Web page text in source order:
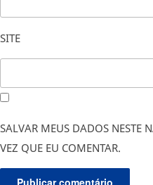
SITE
SALVAR MEUS DADOS NESTE
VEZ QUE EU COMENTAR.